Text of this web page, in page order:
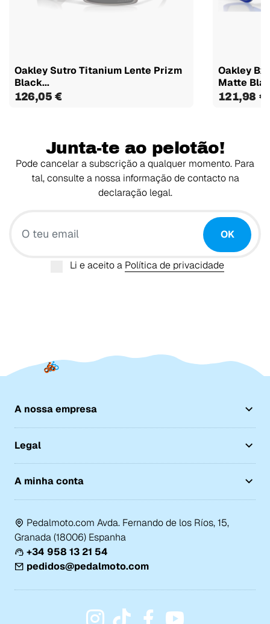
Oakley Sutro Titanium Lente Prizm
Black...
126,05 €
Oakley
Matte
121,98 €
Junta-te ao pelotão!
Pode cancelar a subscrição a qualquer momento. Para
tal, consulte a nossa informação de contacto na
declaração legal.
OK
Li e aceito a Política de privacidade
A nossa empresa
Legal
A minha conta
Pedalmoto.com Avda. Fernando de los Ríos, 15,
Granada (18006) Espanha
+34 958 13 21 54
pedidos@pedalmoto.com